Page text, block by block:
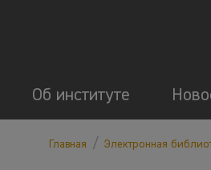
Об институте
Главная / Электронная